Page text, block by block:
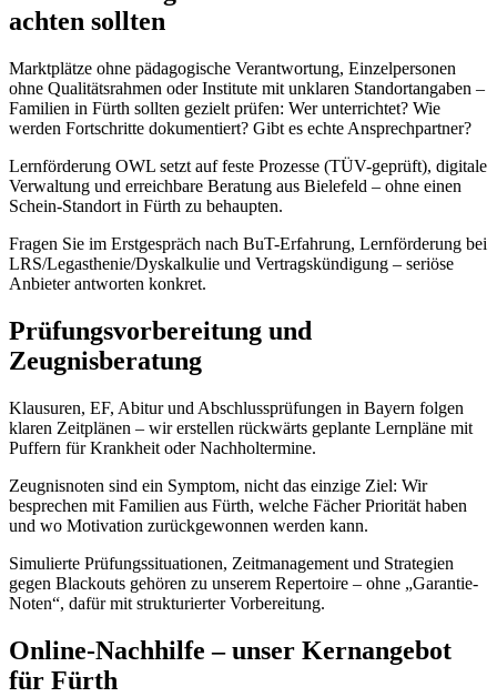
achten sollten
Marktplätze ohne pädagogische Verantwortung, Einzelpersonen
ohne Qualitätsrahmen oder Institute mit unklaren Standortangaben –
Familien in Fürth sollten gezielt prüfen: Wer unterrichtet? Wie
werden Fortschritte dokumentiert? Gibt es echte Ansprechpartner?
Lernförderung OWL setzt auf feste Prozesse (TÜV-geprüft), digitale
Verwaltung und erreichbare Beratung aus Bielefeld – ohne einen
Schein-Standort in Fürth zu behaupten.
Fragen Sie im Erstgespräch nach BuT-Erfahrung, Lernförderung bei
LRS/Legasthenie/Dyskalkulie und Vertragskündigung – seriöse
Anbieter antworten konkret.
Prüfungsvorbereitung und
Zeugnisberatung
Klausuren, EF, Abitur und Abschlussprüfungen in Bayern folgen
klaren Zeitplänen – wir erstellen rückwärts geplante Lernpläne mit
Puffern für Krankheit oder Nachholtermine.
Zeugnisnoten sind ein Symptom, nicht das einzige Ziel: Wir
besprechen mit Familien aus Fürth, welche Fächer Priorität haben
und wo Motivation zurückgewonnen werden kann.
Simulierte Prüfungssituationen, Zeitmanagement und Strategien
gegen Blackouts gehören zu unserem Repertoire – ohne „Garantie-
Noten“, dafür mit strukturierter Vorbereitung.
Online-Nachhilfe – unser Kernangebot
für Fürth